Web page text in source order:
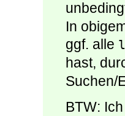
In
ggf. alle
hast,
Suchen/
BTW: